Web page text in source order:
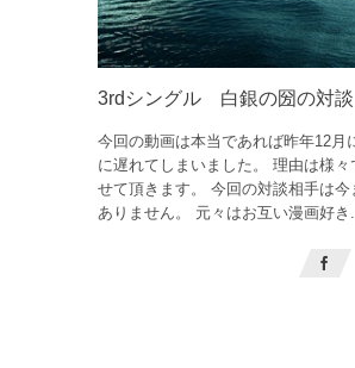
3rdシングル 白銀の圀の対談
今回の動画は本当であれば昨年12月
に遅れてしまいました。 理由は様
せて頂きます。 今回の対談相手は
ありません。 元々はお互い漫画好き...